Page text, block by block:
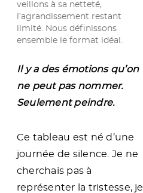
t
e
s
e
veillons à sa netteté,
l’agrandissement restant
limité. Nous définissons
ensemble le format idéal.
Il y a des émotions qu’on
ne peut pas nommer.
Seulement peindre.
Ce tableau est né d’une
journée de silence. Je ne
cherchais pas à
représenter la tristesse, je